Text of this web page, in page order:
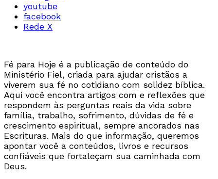
youtube
facebook
Rede X
Fé para Hoje é a publicação de conteúdo do
Ministério Fiel, criada para ajudar cristãos a
viverem sua fé no cotidiano com solidez bíblica.
Aqui você encontra artigos com e reflexões que
respondem às perguntas reais da vida sobre
família, trabalho, sofrimento, dúvidas de fé e
crescimento espiritual, sempre ancorados nas
Escrituras. Mais do que informação, queremos
apontar você a conteúdos, livros e recursos
confiáveis que fortaleçam sua caminhada com
Deus.